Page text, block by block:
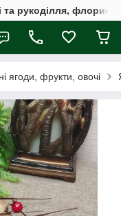
рукоділля,
ягоди, фрукти, овочі